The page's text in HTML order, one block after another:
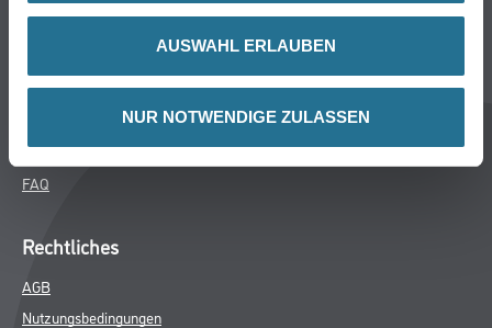
AUSWAHL ERLAUBEN
NUR NOTWENDIGE ZULASSEN
Service
Sortiment
FAQ
Rechtliches
AGB
Nutzungsbedingungen